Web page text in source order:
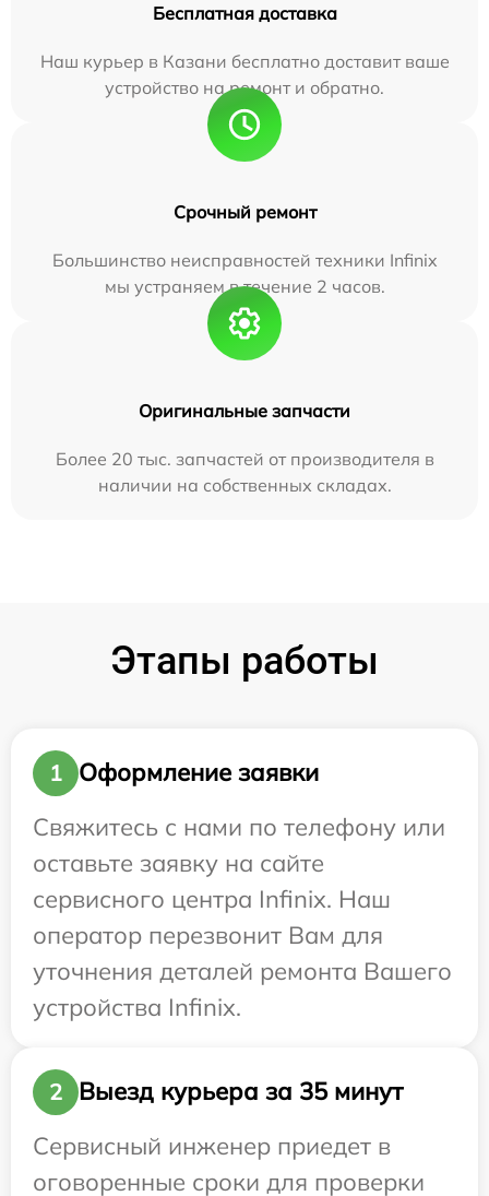
Бесплатная доставка
Наш курьер в Казани бесплатно доставит ваше
устройство на ремонт и обратно.
Срочный ремонт
Большинство неисправностей техники Infinix
мы устраняем в течение 2 часов.
Оригинальные запчасти
Более 20 тыс. запчастей от производителя в
наличии на собственных складах.
Этапы работы
1
Оформление заявки
Свяжитесь с нами по телефону или
оставьте заявку на сайте
сервисного центра Infinix. Наш
оператор перезвонит Вам для
уточнения деталей ремонта Вашего
устройства Infinix.
2
Выезд курьера за 35 минут
Сервисный инженер приедет в
оговоренные сроки для проверки